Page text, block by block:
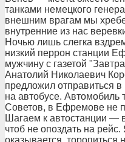
танками немецкого
внешним врагам мы
внутренние из нас
Ночью лишь слегка
низкий перрон станции
мужчину с газетой
Анатолий Николаевич
предложил отправиться
на автобусе. Автомобиль
Советов, в Ефремове не
Шагаем к автостанции —
чтоб не опоздать на
оказывается,